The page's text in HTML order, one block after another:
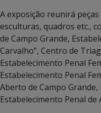
A exposição reunirá
esculturas, quadros etc.,
de Campo Grande,
Carvalho”, Centro de
Estabelecimento Penal
Estabelecimento Penal
Aberto de Campo Grande,
Estabelecimento Penal de